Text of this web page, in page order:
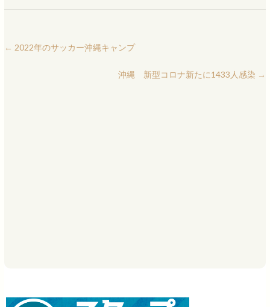
← 2022年のサッカー沖縄キャンプ
沖縄 新型コロナ新たに1433人感染 →